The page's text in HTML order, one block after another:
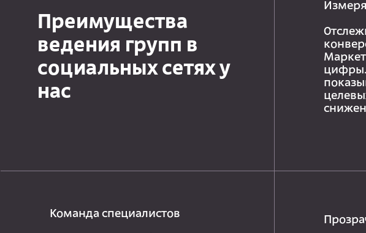
Преимущества
ведения групп в
социальных сетях у
нас
цифры.
Команда специалистов